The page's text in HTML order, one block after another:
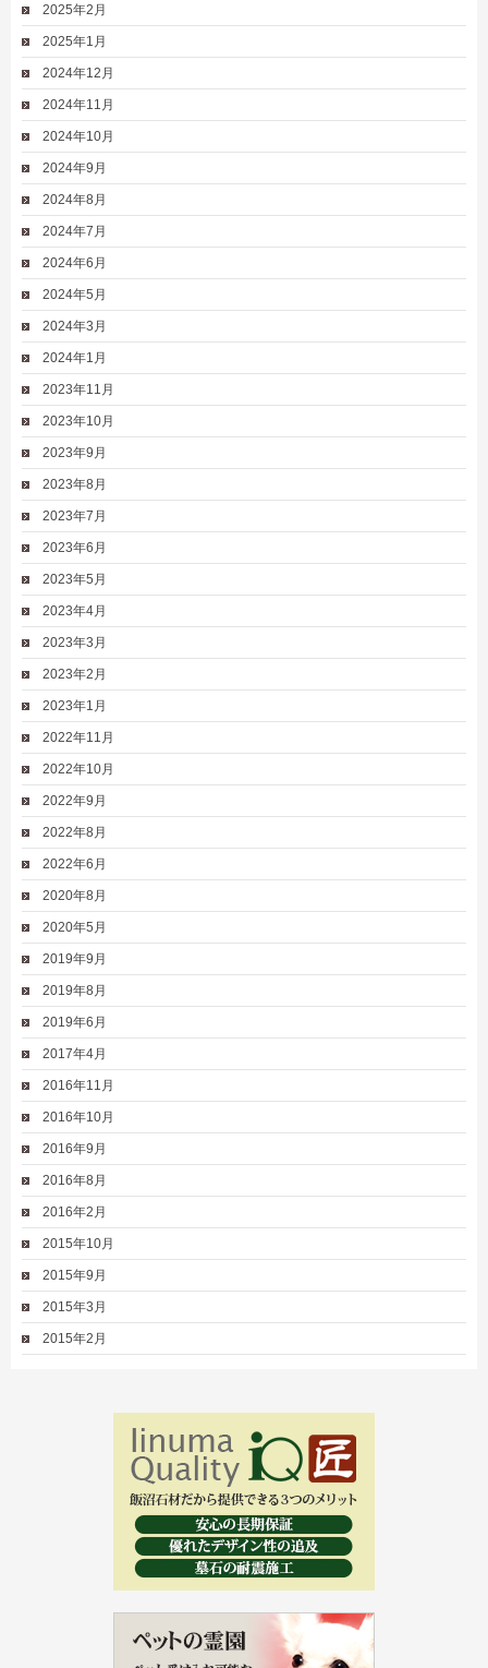
2025年2月
2025年1月
2024年12月
2024年11月
2024年10月
2024年9月
2024年8月
2024年7月
2024年6月
2024年5月
2024年3月
2024年1月
2023年11月
2023年10月
2023年9月
2023年8月
2023年7月
2023年6月
2023年5月
2023年4月
2023年3月
2023年2月
2023年1月
2022年11月
2022年10月
2022年9月
2022年8月
2022年6月
2020年8月
2020年5月
2019年9月
2019年8月
2019年6月
2017年4月
2016年11月
2016年10月
2016年9月
2016年8月
2016年2月
2015年10月
2015年9月
2015年3月
2015年2月